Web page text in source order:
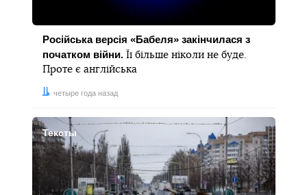
Російська версія «Бабеля» закінчилася з
початком війни.Її більше ніколи не буде.
Проте є англійська
Дата:четыре года назад
Тексты